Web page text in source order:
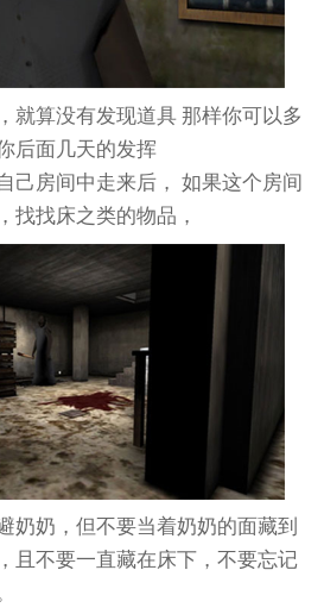
就算没有发现道具 那样你可以多
后面几天的发挥
己房间中走来后， 如果这个房间
找找床之类的物品，
奶奶，但不要当着奶奶的面藏到
且不要一直藏在床下，不要忘记